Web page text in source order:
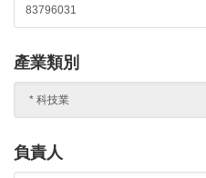
產業類別
負責人